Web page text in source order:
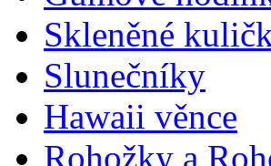
Skleněné
Slunečníky
Hawaii věnce
Rohožky a